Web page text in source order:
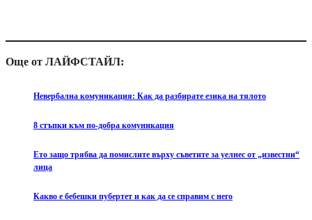
Още от ЛАЙФСТАЙЛ:
Невербална комуникация: Как да разбирате езика на тялото
8 стъпки към по-добра комуникация
Ето защо трябва да помислите върху съветите за уелнес от „известни“
лица
Какво е бебешки пубертет и как да се справим с него